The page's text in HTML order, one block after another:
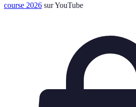
course 2026 sur YouTube